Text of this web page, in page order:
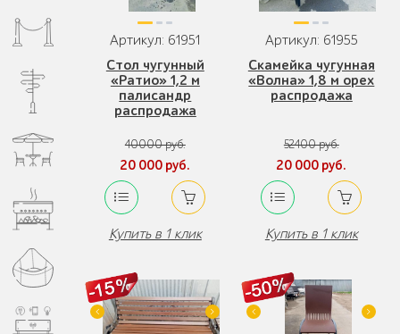
Артикул: 61951
Стол чугунный
«Ратио» 1,2 м
палисандр
распродажа
40000 руб.
20 000 руб.
Купить в 1 клик
Артикул: 61955
Скамейка чугунная
«Волна» 1,8 м орех
распродажа
52400 руб.
20 000 руб.
Купить в 1 клик